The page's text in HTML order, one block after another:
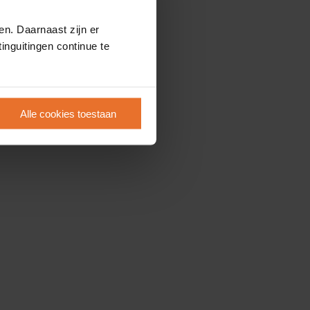
Daarnaast zijn er
continue te
Alle cookies toestaan